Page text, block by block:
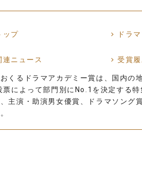
ップ ドラ
連ニュース 受賞
くるドラマアカデミー賞は、国内の
によって部門別にNo.1を決定する特
主演・助演男女優賞、ドラマソング